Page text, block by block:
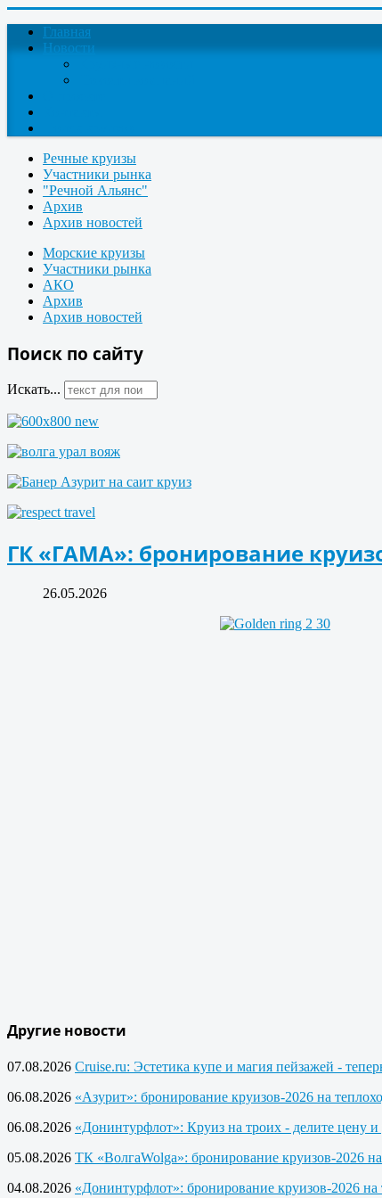
Главная
Новости
Речные круизы
Участники рынка
"Речной Альянс"
Архив
Архив новостей
Морские круизы
Участники рынка
АКО
Архив
Архив новостей
Поиск по сайту
Искать...
ГК «ГАМА»: бронирование
26.05.2026
Другие новости
07.08.2026 Cruise.ru: Эстетика купе и магия пейзажей -
06.08.2026 «Азурит»: бронирование круизов-2026 на
06.08.2026 «Донинтурфлот»: Круиз на троих - делите цену
05.08.2026 ТК «ВолгаWolga»: бронирование круизов-2026
04.08.2026 «Донинтурфлот»: бронирование круизов-2026